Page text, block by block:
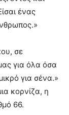
ένας
σε
για όλα όσα
για σένα.»
κορνίζα, η
66.